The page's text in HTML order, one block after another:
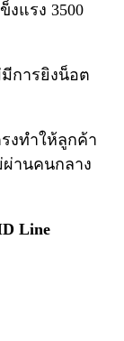
แรง​ 3500​
การยิงน็อต
งทำให้ลูกค้า
านคนกลาง
Line